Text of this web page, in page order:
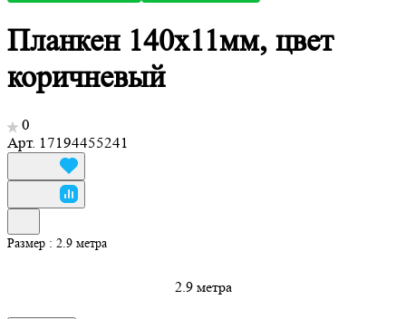
Планкен 140х11мм, цвет
коричневый
0
Арт. 17194455241
Размер : 2.9 метра
2.9 метра